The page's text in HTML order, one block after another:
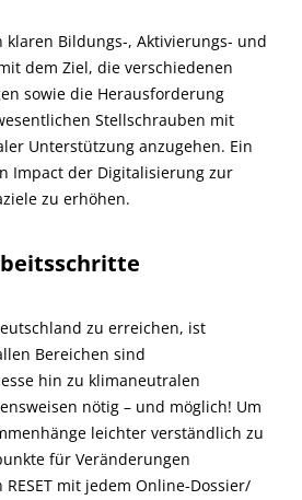
klaren Bildungs-, Aktivierungs- und
dem Ziel, die verschiedenen
sowie die Herausforderung
Stellschrauben mit
Unterstützung anzugehen. Ein
Impact der Digitalisierung zur
zu erhöhen.
zu erreichen, ist
Bereichen sind
hin zu klimaneutralen
nötig – und möglich! Um
leichter verständlich zu
für Veränderungen
mit jedem Online-Dossier/